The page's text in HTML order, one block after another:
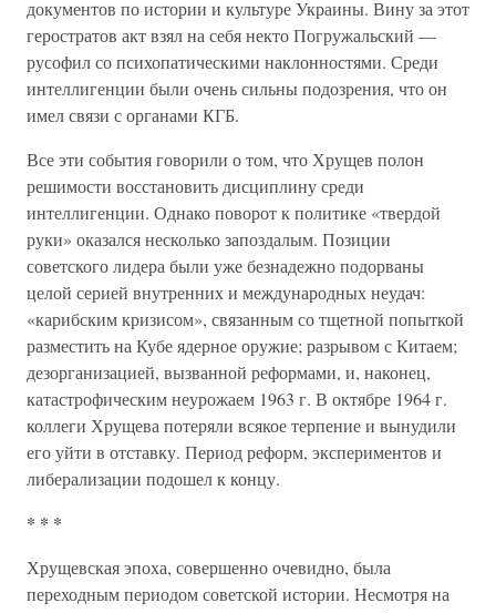
документов по истории и культуре Украины. Вину за этот
геростратов акт взял на себя некто Погружальский —
русофил со психопатическими наклонностями. Среди
интеллигенции были очень сильны подозрения, что он
имел связи с органами КГБ.
Все эти события говорили о том, что Хрущев полон
решимости восстановить дисциплину среди
интеллигенции. Однако поворот к политике «твердой
руки» оказался несколько запоздалым. Позиции
советского лидера были уже безнадежно подорваны
целой серией внутренних и международных неудач:
«карибским кризисом», связанным со тщетной попыткой
разместить на Кубе ядерное оружие; разрывом с Китаем;
дезорганизацией, вызванной реформами, и, наконец,
катастрофическим неурожаем 1963 г. В октябре 1964 г.
коллеги Хрущева потеряли всякое терпение и вынудили
его уйти в отставку. Период реформ, экспериментов и
либерализации подошел к концу.
* * *
Хрущевская эпоха, совершенно очевидно, была
переходным периодом советской истории. Несмотря на